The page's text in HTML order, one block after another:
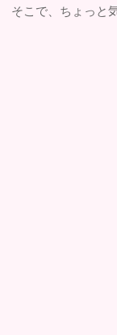
そこで、ちょっと